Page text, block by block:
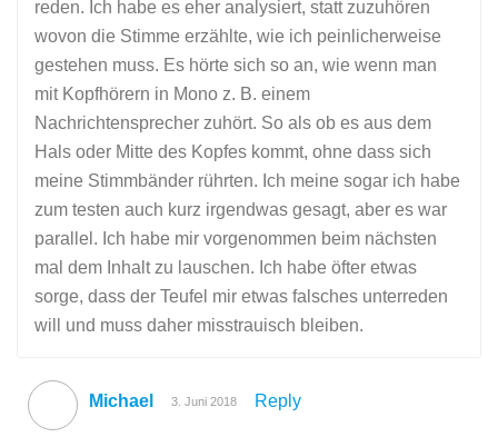
reden. Ich habe es eher analysiert, statt zuzuhören
wovon die Stimme erzählte, wie ich peinlicherweise
gestehen muss. Es hörte sich so an, wie wenn man
mit Kopfhörern in Mono z. B. einem
Nachrichtensprecher zuhört. So als ob es aus dem
Hals oder Mitte des Kopfes kommt, ohne dass sich
meine Stimmbänder rührten. Ich meine sogar ich habe
zum testen auch kurz irgendwas gesagt, aber es war
parallel. Ich habe mir vorgenommen beim nächsten
mal dem Inhalt zu lauschen. Ich habe öfter etwas
sorge, dass der Teufel mir etwas falsches unterreden
will und muss daher misstrauisch bleiben.
Michael 3. Juni 2018 Reply